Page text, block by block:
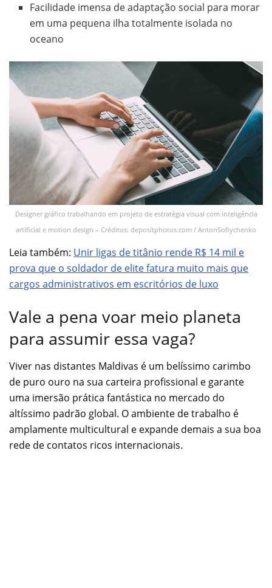
Facilidade imensa de adaptação social para morar
em uma pequena ilha totalmente isolada no
oceano
Designer gráfico trabalhando em projeto de estratégia visual com inteligência
artificial e motion design – Créditos: depositphotos.com / AntonSofiychenko
Leia também: Unir ligas de titânio rende R$ 14 mil e
prova que o soldador de elite fatura muito mais que
cargos administrativos em escritórios de luxo
Vale a pena voar meio planeta
para assumir essa vaga?
Viver nas distantes Maldivas é um belíssimo carimbo
de puro ouro na sua carteira profissional e garante
uma imersão prática fantástica no mercado do
altíssimo padrão global. O ambiente de trabalho é
amplamente multicultural e expande demais a sua boa
rede de contatos ricos internacionais.